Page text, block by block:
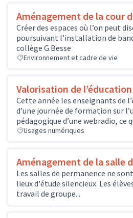
Aménagement de la cour
Créer des espaces où l’on peut
poursuivant l’installation de
collège G.Besse
Environnement et cadre de vie
Valorisation de
Cette année les enseignants de
d’une journée de formation sur
pédagogique d’une webradio, ce
Usages numériques
Aménagement de la salle
Les salles de permanence ne
lieux d'étude silencieux. Les
travail de groupe...